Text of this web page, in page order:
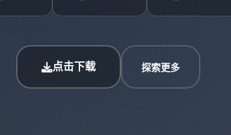
点击下载 探索更多